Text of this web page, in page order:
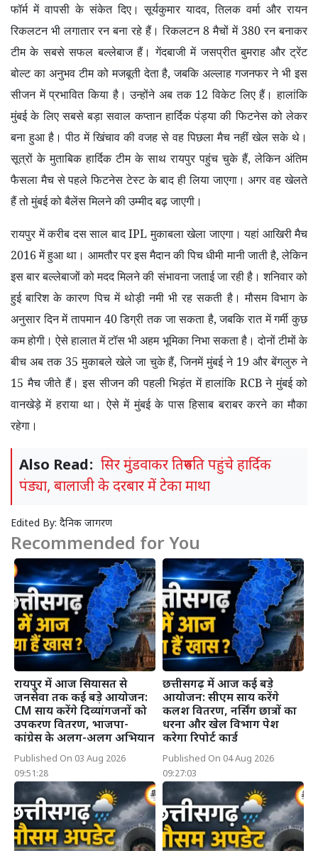
फॉर्म में वापसी के संकेत दिए। सूर्यकुमार यादव,तिलक वर्मा और रायन
रिकलटन भी लगातार रन बना रहे हैं। रिकलटन8मैचों में 380रन बनाकर
टीम के सबसे सफल बल्लेबाज हैं। गेंदबाजी में जसप्रीत बुमराह और ट्रेंट
बोल्ट का अनुभव टीम को मजबूती देता है,जबकि अल्लाह गजनफर ने भी इस
सीजन में प्रभावित किया है। उन्होंने अब तक 12 विकेट लिए हैं। हालांकि
मुंबई के लिए सबसे बड़ा सवाल कप्तान हार्दिक पंड्या की फिटनेस को लेकर
बना हुआ है। पीठ में खिंचाव की वजह से वह पिछला मैच नहीं खेल सके थे।
सूत्रों के मुताबिक हार्दिक टीम के साथ रायपुर पहुंच चुके हैं,लेकिन अंतिम
फैसला मैच से पहले फिटनेस टेस्ट के बाद ही लिया जाएगा। अगर वह खेलते
हैं तो मुंबई को बैलेंस मिलने की उम्मीद बढ़ जाएगी।
रायपुर में करीब दस साल बादIPLमुकाबला खेला जाएगा। यहां आखिरी मैच
2016में हुआ था। आमतौर पर इस मैदान की पिच धीमी मानी जाती है,लेकिन
इस बार बल्लेबाजों को मदद मिलने की संभावना जताई जा रही है। शनिवार को
हुई बारिश के कारण पिच में थोड़ी नमी भी रह सकती है। मौसम विभाग के
अनुसार दिन में तापमान40डिग्री तक जा सकता है,जबकि रात में गर्मी कुछ
कम होगी। ऐसे हालात में टॉस भी अहम भूमिका निभा सकता है। दोनों टीमों के
बीच अब तक 35मुकाबले खेले जा चुके हैं,जिनमें मुंबई ने 19और बेंगलुरु ने
15मैच जीते हैं। इस सीजन की पहली भिड़ंत में हालांकि RCBने मुंबई को
वानखेड़े में हराया था। ऐसे में मुंबई के पास हिसाब बराबर करने का मौका
रहेगा।
Also Read: सिर मुंडवाकर तिरुपति पहुंचे हार्दिक
पंड्या, बालाजी के दरबार में टेका माथा
Edited By: दैनिक जागरण
Recommended for You
रायपुर में आज सियासत से
जनसेवा तक कई बड़े आयोजन:
CM साय करेंगे दिव्यांगजनों को
उपकरण वितरण, भाजपा-
कांग्रेस के अलग-अलग अभियान
Published On 03 Aug 2026
09:51:28
छत्तीसगढ़ में आज कई बड़े
आयोजन: सीएम साय करेंगे
कलश वितरण, नर्सिंग छात्रों का
धरना और खेल विभाग पेश
करेगा रिपोर्ट कार्ड
Published On 04 Aug 2026
09:27:03